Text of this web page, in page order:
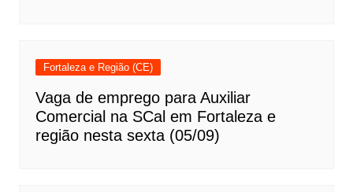
Fortaleza e Região (CE)
Vaga de emprego para Auxiliar
Comercial na SCal em Fortaleza e
região nesta sexta (05/09)